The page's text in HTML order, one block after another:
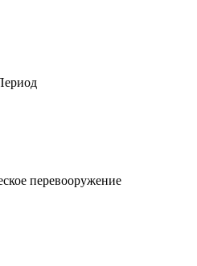
перевооружение